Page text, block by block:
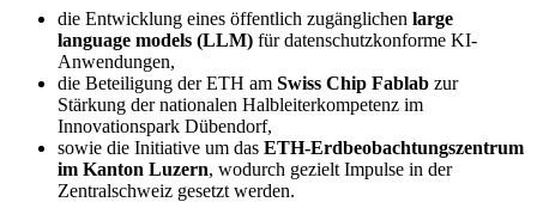
die Entwicklung eines öffentlich zugänglichen large
language models (LLM) für datenschutzkonforme KI-
Anwendungen,
die Beteiligung der ETH am Swiss Chip Fablab zur
Stärkung der nationalen Halbleiterkompetenz im
Innovationspark Dübendorf,
sowie die Initiative um das ETH-Erdbeobachtungszentrum
im Kanton Luzern, wodurch gezielt Impulse in der
Zentralschweiz gesetzt werden.